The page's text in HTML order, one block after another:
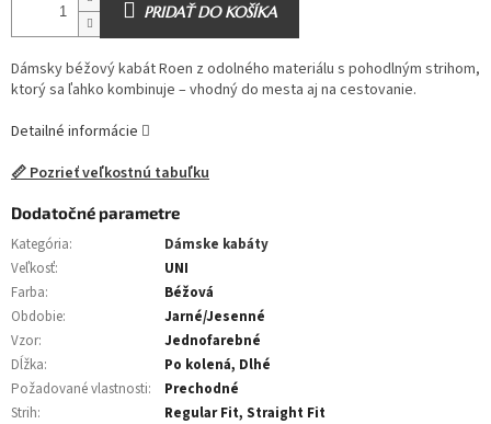
PRIDAŤ DO KOŠÍKA
Dámsky béžový kabát Roen z odolného materiálu s pohodlným strihom,
ktorý sa ľahko kombinuje – vhodný do mesta aj na cestovanie.
Detailné informácie
📏 Pozrieť veľkostnú tabuľku
Dodatočné parametre
Kategória:
Dámske kabáty
Veľkosť:
UNI
Farba:
Béžová
Obdobie:
Jarné/Jesenné
Vzor:
Jednofarebné
Dĺžka:
Po kolená, Dlhé
Požadované vlastnosti:
Prechodné
Strih:
Regular Fit, Straight Fit